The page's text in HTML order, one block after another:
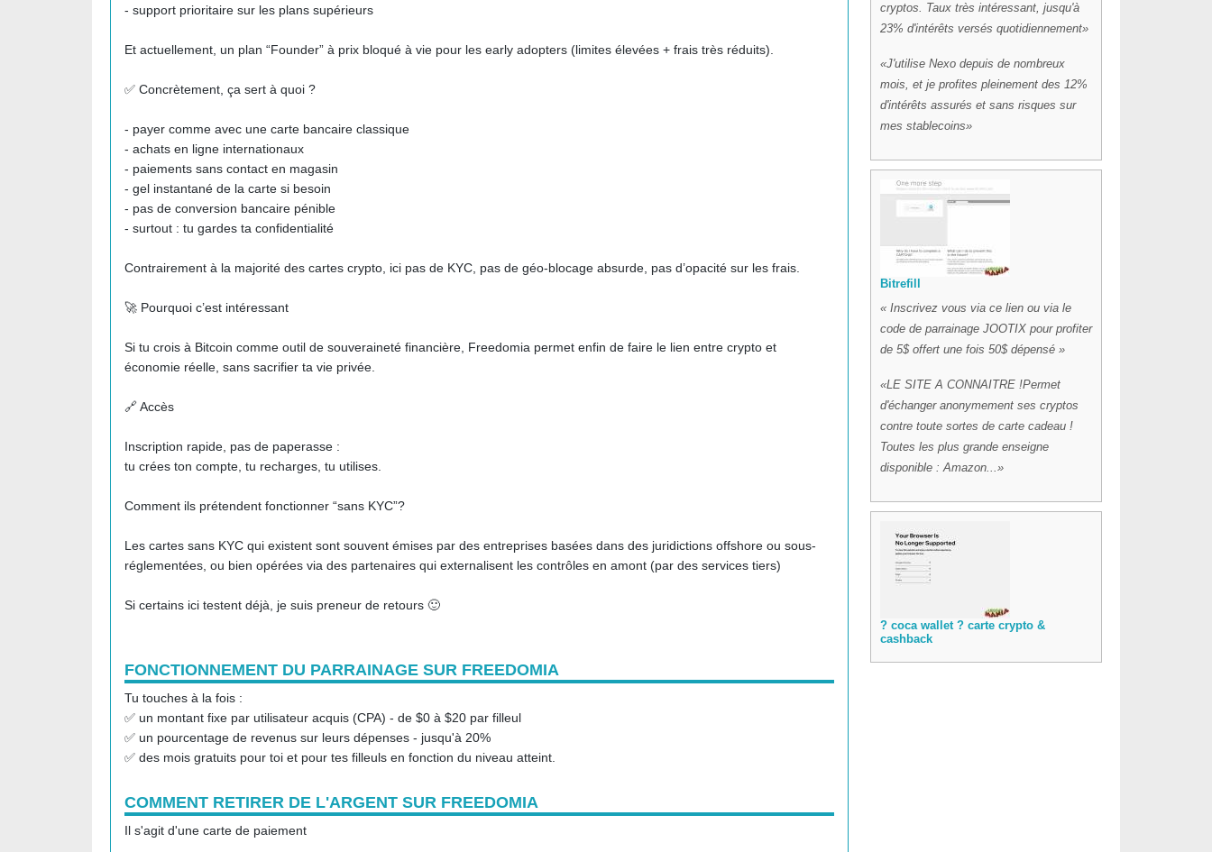
- support prioritaire sur les plans supérieurs
Et actuellement, un plan “Founder” à prix bloqué à vie pour les early adopters (limites élevées + frais très réduits).
✅ Concrètement, ça sert à quoi ?
- payer comme avec une carte bancaire classique
- achats en ligne internationaux
- paiements sans contact en magasin
- gel instantané de la carte si besoin
- pas de conversion bancaire pénible
- surtout : tu gardes ta confidentialité
Contrairement à la majorité des cartes crypto, ici pas de KYC, pas de géo-blocage absurde, pas d’opacité sur les frais.
🚀 Pourquoi c’est intéressant
Si tu crois à Bitcoin comme outil de souveraineté financière, Freedomia permet enfin de faire le lien entre crypto et
économie réelle, sans sacrifier ta vie privée.
🔗 Accès
Inscription rapide, pas de paperasse :
tu crées ton compte, tu recharges, tu utilises.
Comment ils prétendent fonctionner “sans KYC”?
Les cartes sans KYC qui existent sont souvent émises par des entreprises basées dans des juridictions offshore ou sous-
réglementées, ou bien opérées via des partenaires qui externalisent les contrôles en amont (par des services tiers)
Si certains ici testent déjà, je suis preneur de retours 🙂
FONCTIONNEMENT DU PARRAINAGE SUR FREEDOMIA
Tu touches à la fois :
✅ un montant fixe par utilisateur acquis (CPA) - de $0 à $20 par filleul
✅ un pourcentage de revenus sur leurs dépenses - jusqu'à 20%
✅ des mois gratuits pour toi et pour tes filleuls en fonction du niveau atteint.
COMMENT RETIRER DE L'ARGENT SUR FREEDOMIA
Il s'agit d'une carte de paiement
cryptos. Taux très intéressant, jusqu'à
23% d'intérêts versés quotidiennement
J'utilise Nexo depuis de nombreux
mois, et je profites pleinement des 12%
d'intérêts assurés et sans risques sur
mes stablecoins
Bitrefill
Inscrivez vous via ce lien ou via le
code de parrainage JOOTIX pour profiter
de 5$ offert une fois 50$ dépensé
LE SITE A CONNAITRE !Permet
d'échanger anonymement ses cryptos
contre toute sortes de carte cadeau !
Toutes les plus grande enseigne
disponible : Amazon...
? coca wallet ? carte crypto &
cashback